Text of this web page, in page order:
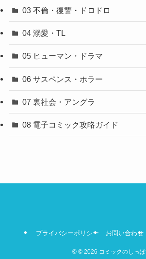
03 不倫・復讐・ドロドロ
04 溺愛・TL
05 ヒューマン・ドラマ
06 サスペンス・ホラー
07 裏社会・アングラ
08 電子コミック攻略ガイド
プライバシーポリシー お問い合わせ
©© 2026 コミックのしっぽ